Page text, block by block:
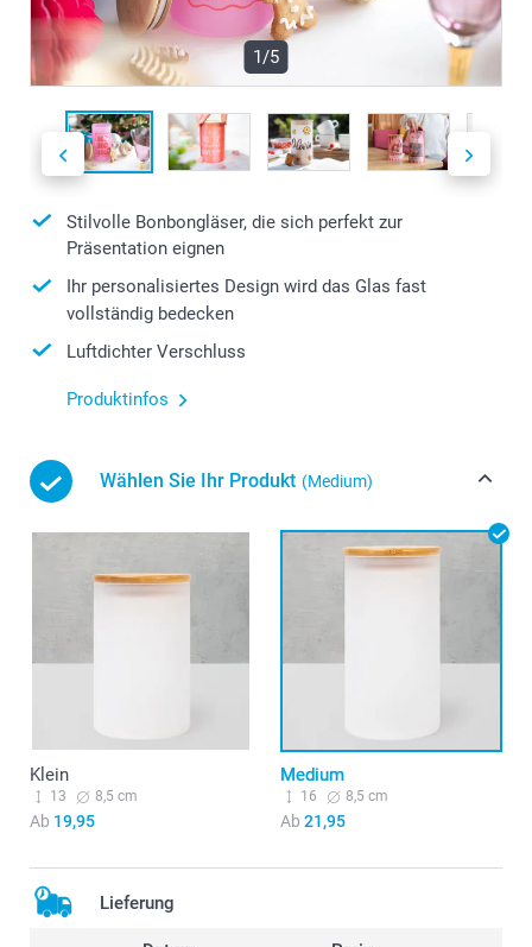
1/5
Stilvolle Bonbongläser, die sich perfekt zur
Präsentation eignen
Ihr personalisiertes Design wird das Glas fast
vollständig bedecken
Luftdichter Verschluss
Produktinfos
Wählen Sie Ihr Produkt (Medium)
Klein
13 8,5 cm
Ab 19,95
Medium
16 8,5 cm
Ab 21,95
Lieferung